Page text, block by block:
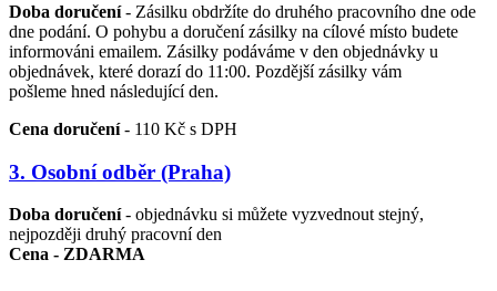
Doba doručení- Zásilku obdržíte do druhého pracovního dne ode
dne podání. O pohybu a doručení zásilky na cílové místo budete
informováni emailem. Zásilky podáváme v den objednávky u
objednávek, které dorazí do 11:00. Pozdější zásilky vám
pošleme hned následující den.
Cena doručení- 110 Kč s DPH
3. Osobní odběr (Praha)
Doba doručení- objednávku si můžete vyzvednout stejný,
nejpozději druhý pracovní den
Cena - ZDARMA